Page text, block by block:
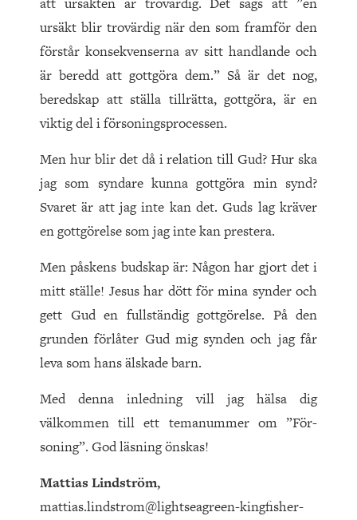
ursäkt blir trovärdig när den som framför den
förstår konsekvenserna av sitt handlande och
är beredd att gottgöra dem.” Så är det nog,
beredskap att ställa tillrätta, gottgöra, är en
viktig del i försoningsprocessen.
Men hur blir det då i relation till Gud? Hur ska
jag som syndare kunna gottgöra min synd?
Svaret är att jag inte kan det. Guds lag kräver
en gottgörelse som jag inte kan prestera.
Men påskens budskap är: Någon har gjort det i
mitt ställe! Jesus har dött för mina synder och
gett Gud en fullständig gottgörelse. På den
grunden förlåter Gud mig synden och jag får
leva som hans älskade barn.
Med denna inledning vill jag hälsa dig
välkommen till ett temanummer om ”För­
soning”. God läsning önskas!
Mattias Lindström,
mattias.lindstrom@lightseagreen-kingfisher-